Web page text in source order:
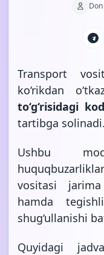
Transport
ko‘rikdan
to‘g‘risidagi
tartibga solinadi.
Ushbu
vositasi
hamda
shug‘ullanishi
Quyidagi